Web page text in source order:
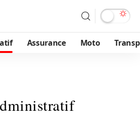
Assurance Moto